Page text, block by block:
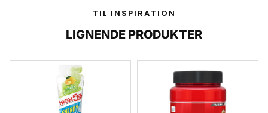
TIL INSPIRATION
LIGNENDE PRODUKTER